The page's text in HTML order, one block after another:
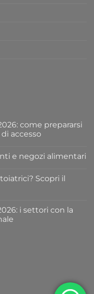
come prepararsi
accesso
e negozi alimentari
Scopri il
i settori con la